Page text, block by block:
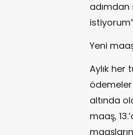
adımdan
Yeni
Aylık her
ödemeler
altında
maaş,